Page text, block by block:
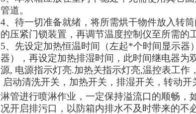
管道。
4、待一切准备就绪，将所需烘干物件放入转筒
的压紧门锁装置， 再调节温度控制仪至所需的
5、先设定加热恒温时间（左起*个时间显示
器），再设定加热排湿时间 ， 此时间继电器为
源, 电源指示灯亮.加热关指示灯亮,温控表工作
启动清洗开关，加热开关，排湿开关，转动
淋管进行喷淋作业，一定保持溢流口的顺畅，
况开启排污口，以防箱内排水不及时带来的不